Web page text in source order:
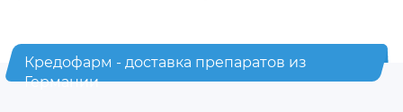
Кредофарм - доставка препаратов из
Германии